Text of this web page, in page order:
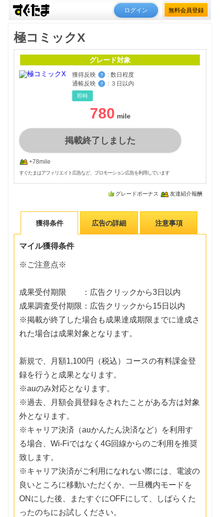
ログイン 無料会員登録
極コミックX
グレード対象
獲得反映 ？ : 数日程度
通帳反映
？ : ３日以内
即時
780
掲載終了しました
+78mile
すぐたまはアフィリエイト広告など、プロモーション広告を利用しています
グレードボーナス 友達紹介報酬
獲得条件 広告の詳細 注意事項
マイル獲得条件
※ご注意点※
成果受付期限 ：広告クリックから3日以内
成果調査受付期限：広告クリックから15日以内
※掲載が終了した場合も成果達成期限までに達成さ
れた場合は成果対象となります。
新規で、月額1,100円（税込）コースの有料課金登
録を行うと成果となります。
※auのみ対応となります。
※過去、月額会員登録をされたことがある方は対象
外となります。
※キャリア決済（auかんたん決済など）を利用す
る場合、Wi-Fiではなく4G回線からのご利用を推奨
致します。
※キャリア決済がご利用になれない際には、電波の
良いところに移動いただくか、一旦機内モードを
ONにした後、またすぐにOFFにして、しばらくた
ったのちにお試しください。